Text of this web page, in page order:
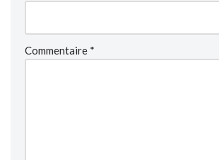
Commentaire *